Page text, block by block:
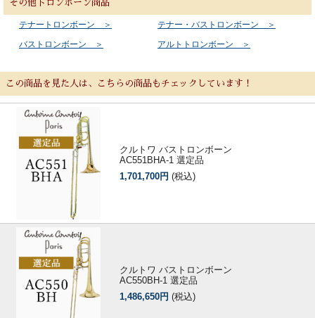
その他トロンボーン商品
テナートロンボーン ＞
テナー・バストロンボーン ＞
バストロンボーン ＞
アルトトロンボーン ＞
この商品を見た人は、こちらの商品もチェックしています！
クルトワ バストロンボーン
AC551BHA-1 選定品
1,701,700円 (税込)
クルトワ バストロンボーン
AC550BH-1 選定品
1,486,650円 (税込)